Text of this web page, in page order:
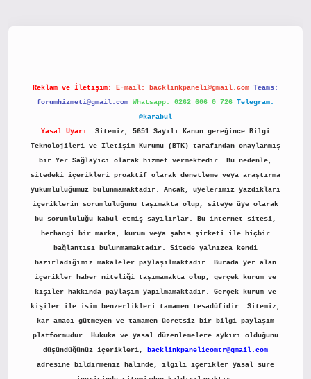
Reklam ve İletişim: E-mail: backlinkpaneli@gmail.com Teams:
forumhizmeti@gmail.com Whatsapp: 0262 606 0 726 Telegram:
@karabul
Yasal Uyarı:
Sitemiz, 5651 Sayılı Kanun gereğince Bilgi
Teknolojileri ve İletişim Kurumu (BTK) tarafından onaylanmış
bir Yer Sağlayıcı olarak hizmet vermektedir. Bu nedenle,
sitedeki içerikleri proaktif olarak denetleme veya araştırma
yükümlülüğümüz bulunmamaktadır. Ancak, üyelerimiz yazdıkları
içeriklerin sorumluluğunu taşımakta olup, siteye üye olarak
bu sorumluluğu kabul etmiş sayılırlar. Bu internet sitesi,
herhangi bir marka, kurum veya şahıs şirketi ile hiçbir
bağlantısı bulunmamaktadır. Sitede yalnızca kendi
hazırladığımız makaleler paylaşılmaktadır. Burada yer alan
içerikler haber niteliği taşımamakta olup, gerçek kurum ve
kişiler hakkında paylaşım yapılmamaktadır. Gerçek kurum ve
kişiler ile isim benzerlikleri tamamen tesadüfidir. Sitemiz,
kar amacı gütmeyen ve tamamen ücretsiz bir bilgi paylaşım
platformudur. Hukuka ve yasal düzenlemelere aykırı olduğunu
düşündüğünüz içerikleri,
backlinkpanelicomtr@gmail.com
adresine bildirmeniz halinde, ilgili içerikler yasal süre